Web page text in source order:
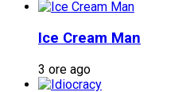
Ice Cream Man
3 ore ago